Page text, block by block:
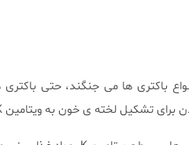
باکتری ها می جنگند، حتی